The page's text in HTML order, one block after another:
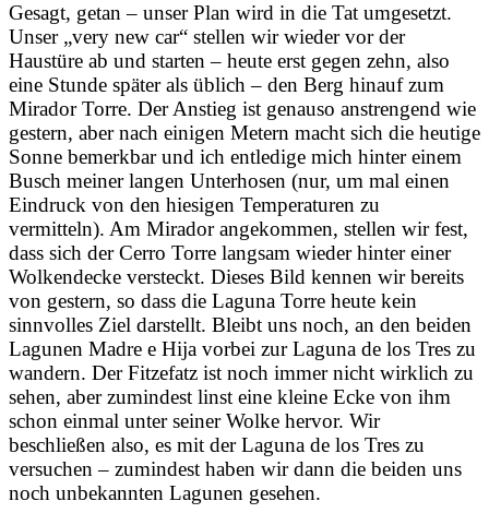
Gesagt, getan – unser Plan wird in die Tat umgesetzt.
Unser „very new car“ stellen wir wieder vor der
Haustüre ab und starten – heute erst gegen zehn, also
eine Stunde später als üblich – den Berg hinauf zum
Mirador Torre. Der Anstieg ist genauso anstrengend wie
gestern, aber nach einigen Metern macht sich die heutige
Sonne bemerkbar und ich entledige mich hinter einem
Busch meiner langen Unterhosen (nur, um mal einen
Eindruck von den hiesigen Temperaturen zu
vermitteln). Am Mirador angekommen, stellen wir fest,
dass sich der Cerro Torre langsam wieder hinter einer
Wolkendecke versteckt. Dieses Bild kennen wir bereits
von gestern, so dass die Laguna Torre heute kein
sinnvolles Ziel darstellt. Bleibt uns noch, an den beiden
Lagunen Madre e Hija vorbei zur Laguna de los Tres zu
wandern. Der Fitzefatz ist noch immer nicht wirklich zu
sehen, aber zumindest linst eine kleine Ecke von ihm
schon einmal unter seiner Wolke hervor. Wir
beschließen also, es mit der Laguna de los Tres zu
versuchen – zumindest haben wir dann die beiden uns
noch unbekannten Lagunen gesehen.